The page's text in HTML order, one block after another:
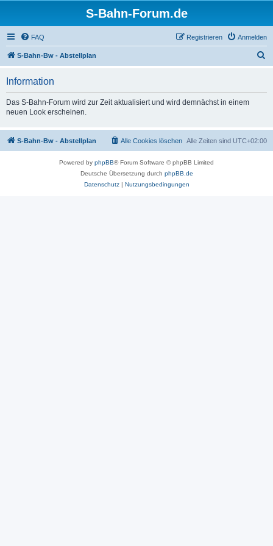
S-Bahn-Forum.de
FAQ Anmelden
Registrieren
S-Bahn-Bw - Abstellplan
Information
Das S-Bahn-Forum wird zur Zeit aktualisiert und wird demnächst in einem
neuen Look erscheinen.
S-Bahn-Bw - Abstellplan Alle Zeiten sind UTC+02:00
Alle Cookies löschen
Powered by phpBB® Forum Software © phpBB Limited
Deutsche Übersetzung durch phpBB.de
Datenschutz| Nutzungsbedingungen